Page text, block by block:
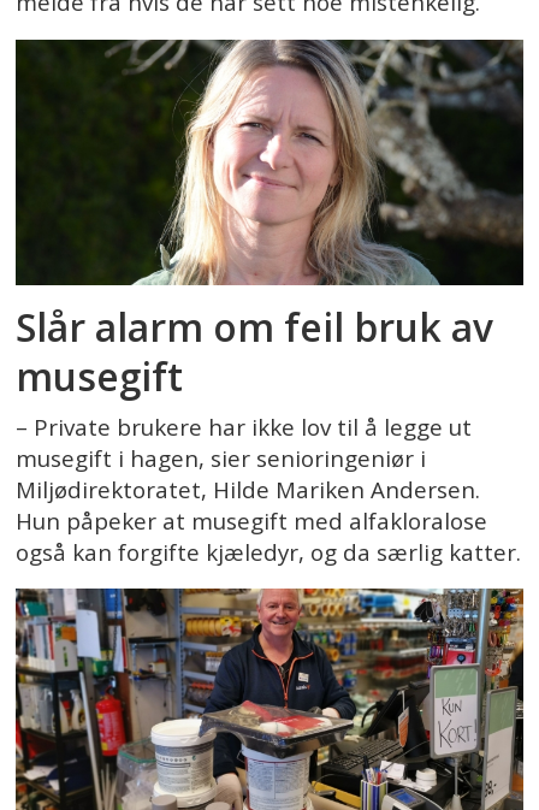
Slår alarm om feil bruk av
musegift
– Private brukere har ikke lov til å legge ut
musegift i hagen, sier senioringeniør i
Miljødirektoratet, Hilde Mariken Andersen.
Hun påpeker at musegift med alfakloralose
også kan forgifte kjæledyr, og da særlig katter.